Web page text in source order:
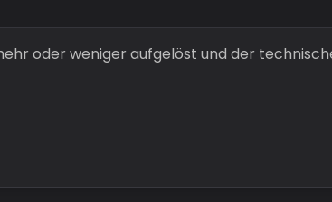
oder weniger aufgelöst und der